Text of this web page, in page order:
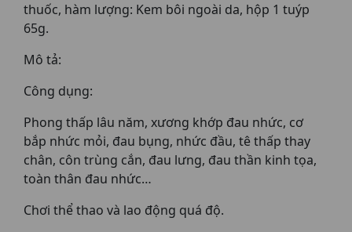
thuốc, hàm lượng: Kem bôi ngoài da, hộp 1 tuýp
65g.
Mô tả:
Công dụng:
Phong thấp lâu năm, xương khớp đau nhức, cơ
bắp nhức mỏi, đau bụng, nhức đầu, tê thấp thay
chân, côn trùng cắn, đau lưng, đau thần kinh tọa,
toàn thân đau nhức…
Chơi thể thao và lao động quá độ.